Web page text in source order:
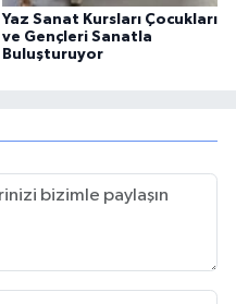
Yaz Sanat Kursları Çocukları
ve Gençleri Sanatla
Buluşturuyor